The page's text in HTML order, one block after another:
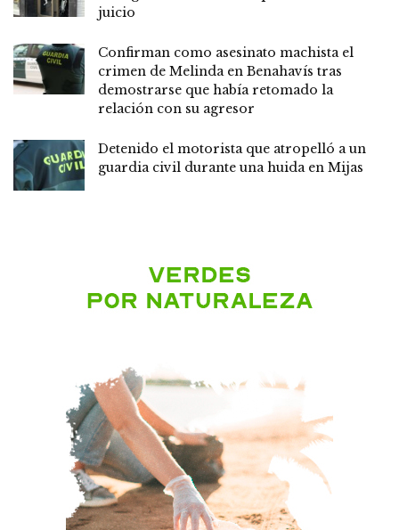
juicio
Confirman como asesinato machista el
crimen de Melinda en Benahavís tras
demostrarse que había retomado la
relación con su agresor
Detenido el motorista que atropelló a un
guardia civil durante una huida en Mijas